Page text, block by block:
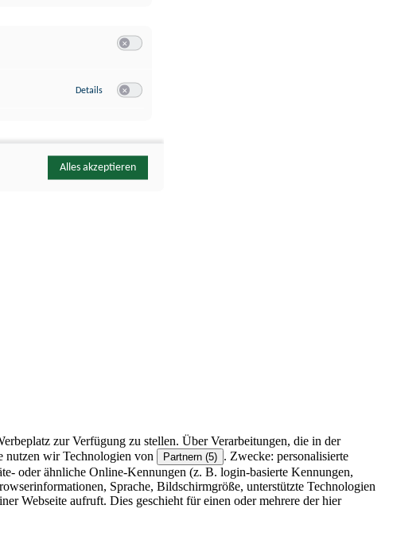
zur Verfügung zu stellen. Über Verarbeitungen, die in der
nutzen wir Technologien von Partnern (5) . Zwecke: personalisierte
oder ähnliche Online-Kennungen (z. B. login-basierte Kennungen,
Sprache, Bildschirmgröße, unterstützte Technologien
Webseite aufruft. Dies geschieht für einen oder mehrere der hier
Details zu YouTube
Alles akzeptieren